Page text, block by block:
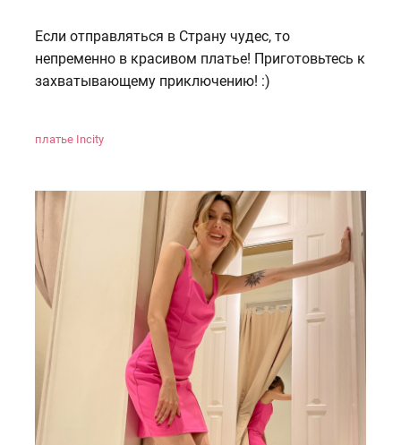
Если отправляться в Страну чудес, то
непременно в красивом платье! Приготовьтесь к
захватывающему приключению! :)
платье Incity